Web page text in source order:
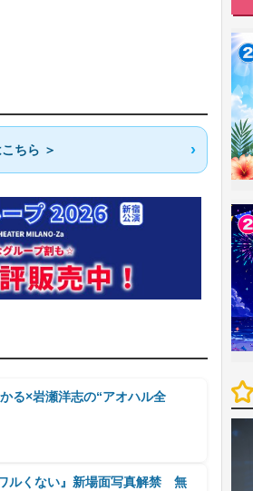
ちら ＞
る×岩瀬洋志の“アオハル全
ルくない』新場面写真解禁 無